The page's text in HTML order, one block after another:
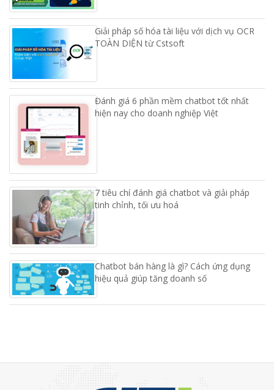
Giải pháp số hóa tài liệu với dịch vụ OCR
TOÀN DIỆN từ Cstsoft
Đánh giá 6 phần mềm chatbot tốt nhất
hiện nay cho doanh nghiệp Việt
7 tiêu chí đánh giá chatbot và giải pháp
tinh chỉnh, tối ưu hoá
Chatbot bán hàng là gì? Cách ứng dụng
hiệu quả giúp tăng doanh số